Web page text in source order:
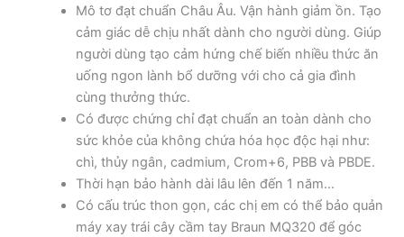
Mô tơ đạt chuẩn Châu Âu. Vận hành giảm ồn. Tạo
cảm giác dễ chịu nhất dành cho người dùng. Giúp
người dùng tạo cảm hứng chế biến nhiều thức ăn
uống ngon lành bổ dưỡng với cho cả gia đình
cùng thưởng thức.
Có được chứng chỉ đạt chuẩn an toàn dành cho
sức khỏe của không chứa hóa học độc hại như:
chì, thủy ngân, cadmium, Crom+6, PBB và PBDE.
Thời hạn bảo hành dài lâu lên đến 1 năm…
Có cấu trúc thon gọn, các chị em có thể bảo quản
máy xay trái cây cầm tay Braun MQ320 để góc